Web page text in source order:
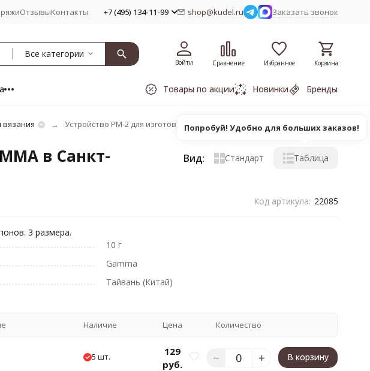
ОтзывыКонтакты +7 (495) 134-11-99 shop@kudel.ru Заказать звонок
Все категории
Войти Сравнение Избранное Корзина
Товары по акции Новинки Бренды
вязания Устройство PM-2 для изготовления помпонов GAMMA
в Санкт-
Вид: Стандарт Таблица
Код артикула: 22085
3 размера.
10 г
Gamma
Тайвань (Китай)
Наличие Цена Количество
5 шт.
129
руб.
В корзину
Попробуй! Удобно для больших заказов!